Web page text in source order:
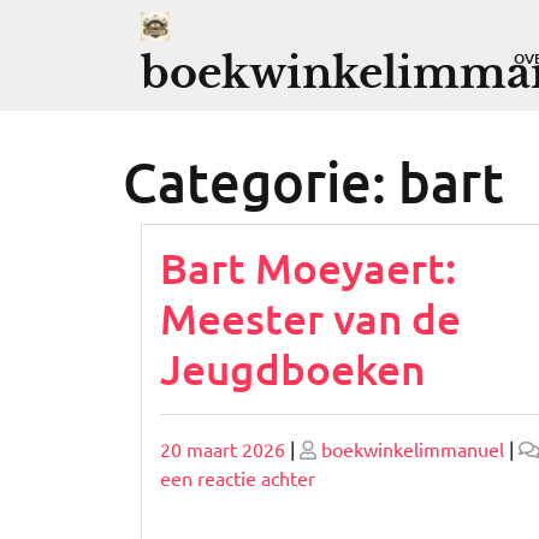
Categorie: bart
Bart Moeyaert:
Meester van de
Jeugdboeken
Geplaatst
op
20 maart 2026 | Geplaatst
op
boekwinkelimmanuel |
een reactie achterop